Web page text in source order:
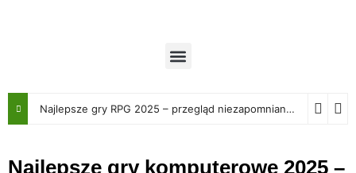
Najlepsze gry RPG 2025 – przegląd niezapomnianych przygód
Najlepsze gry komputerowe 2025 –